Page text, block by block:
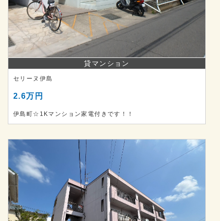
貸マンション
セリーヌ伊島
2.6万円
伊島町☆1Kマンション家電付きです！！